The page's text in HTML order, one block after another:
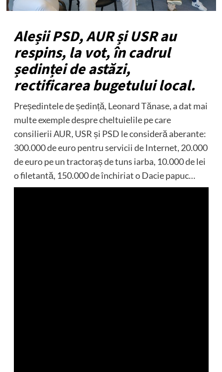
Aleșii PSD, AUR și USR au
respins, la vot, în cadrul
ședinței de astăzi,
rectificarea bugetului local.
Președintele de ședință, Leonard Tănase, a dat mai
multe exemple despre cheltuielile pe care
consilierii AUR, USR și PSD le consideră aberante:
300.000 de euro pentru servicii de Internet, 20.000
de euro pe un tractoraș de tuns iarba, 10.000 de lei
o filetantă, 150.000 de închiriat o Dacie papuc…